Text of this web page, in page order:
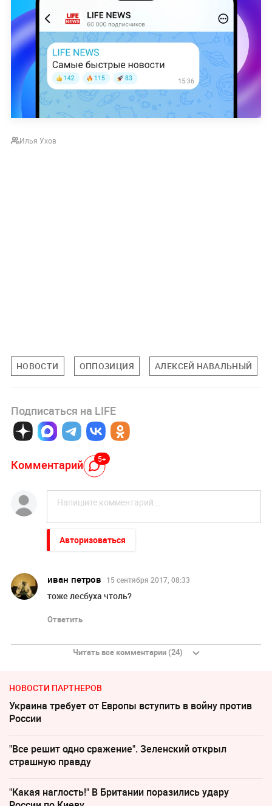
Илья Ухов
НОВОСТИ ОППОЗИЦИЯ АЛЕКСЕЙ НАВАЛЬНЫЙ
Подписаться на LIFE
Комментарий 5+
Авторизоваться
иван петров 15 сентября 2017, 08:33
тоже лесбуха чтоль?
Ответить
Читать все комментарии (24)
НОВОСТИ ПАРТНЕРОВ
Украина требует от Европы вступить в войну против
России
"Все решит одно сражение". Зеленский открыл
страшную правду
"Какая наглость!" В Британии поразились удару